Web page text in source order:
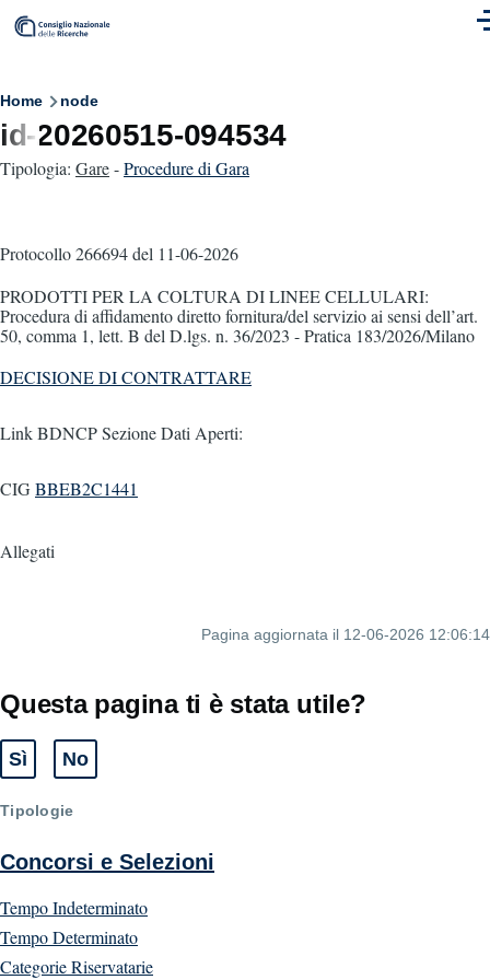
Skip to main content
Breadcrumb
Home node
id-20260515-094534
Tipologia: Gare-Procedure di Gara
Protocollo 266694del 11-06-2026
PRODOTTI PER LA COLTURA DI LINEE CELLULARI:
Procedura di affidamento diretto fornitura/del servizio ai sensi dell’art.
50, comma 1, lett. B del D.lgs. n. 36/2023 - Pratica 183/2026/Milano
DECISIONE DI CONTRATTARE
Link BDNCP Sezione Dati Aperti:
CIGBBEB2C1441
Allegati
Pagina aggiornata il 12-06-2026 12:06:14
Questa pagina ti è stata utile?
Sì
Tipologie
Concorsi e Selezioni
Tempo Indeterminato
Tempo Determinato
Categorie Riservatarie